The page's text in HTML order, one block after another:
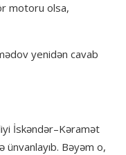
motoru olsa,
yenidən cavab
İskəndər–Kəramət
ünvanlayıb. Bəyəm o,